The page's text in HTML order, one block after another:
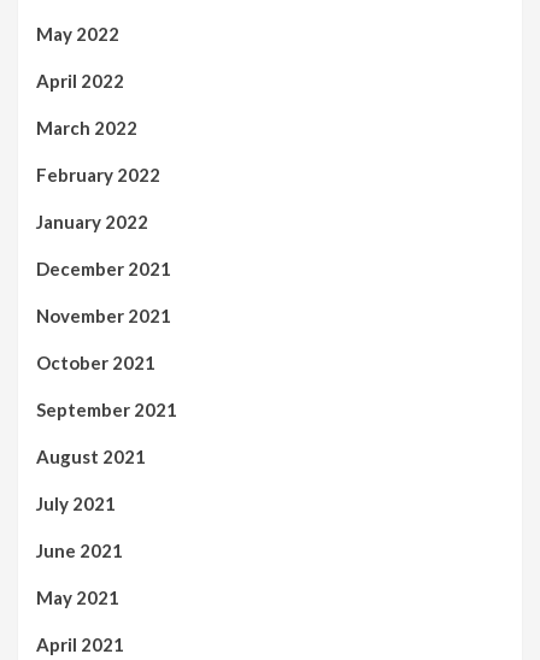
May 2022
April 2022
March 2022
February 2022
January 2022
December 2021
November 2021
October 2021
September 2021
August 2021
July 2021
June 2021
May 2021
April 2021